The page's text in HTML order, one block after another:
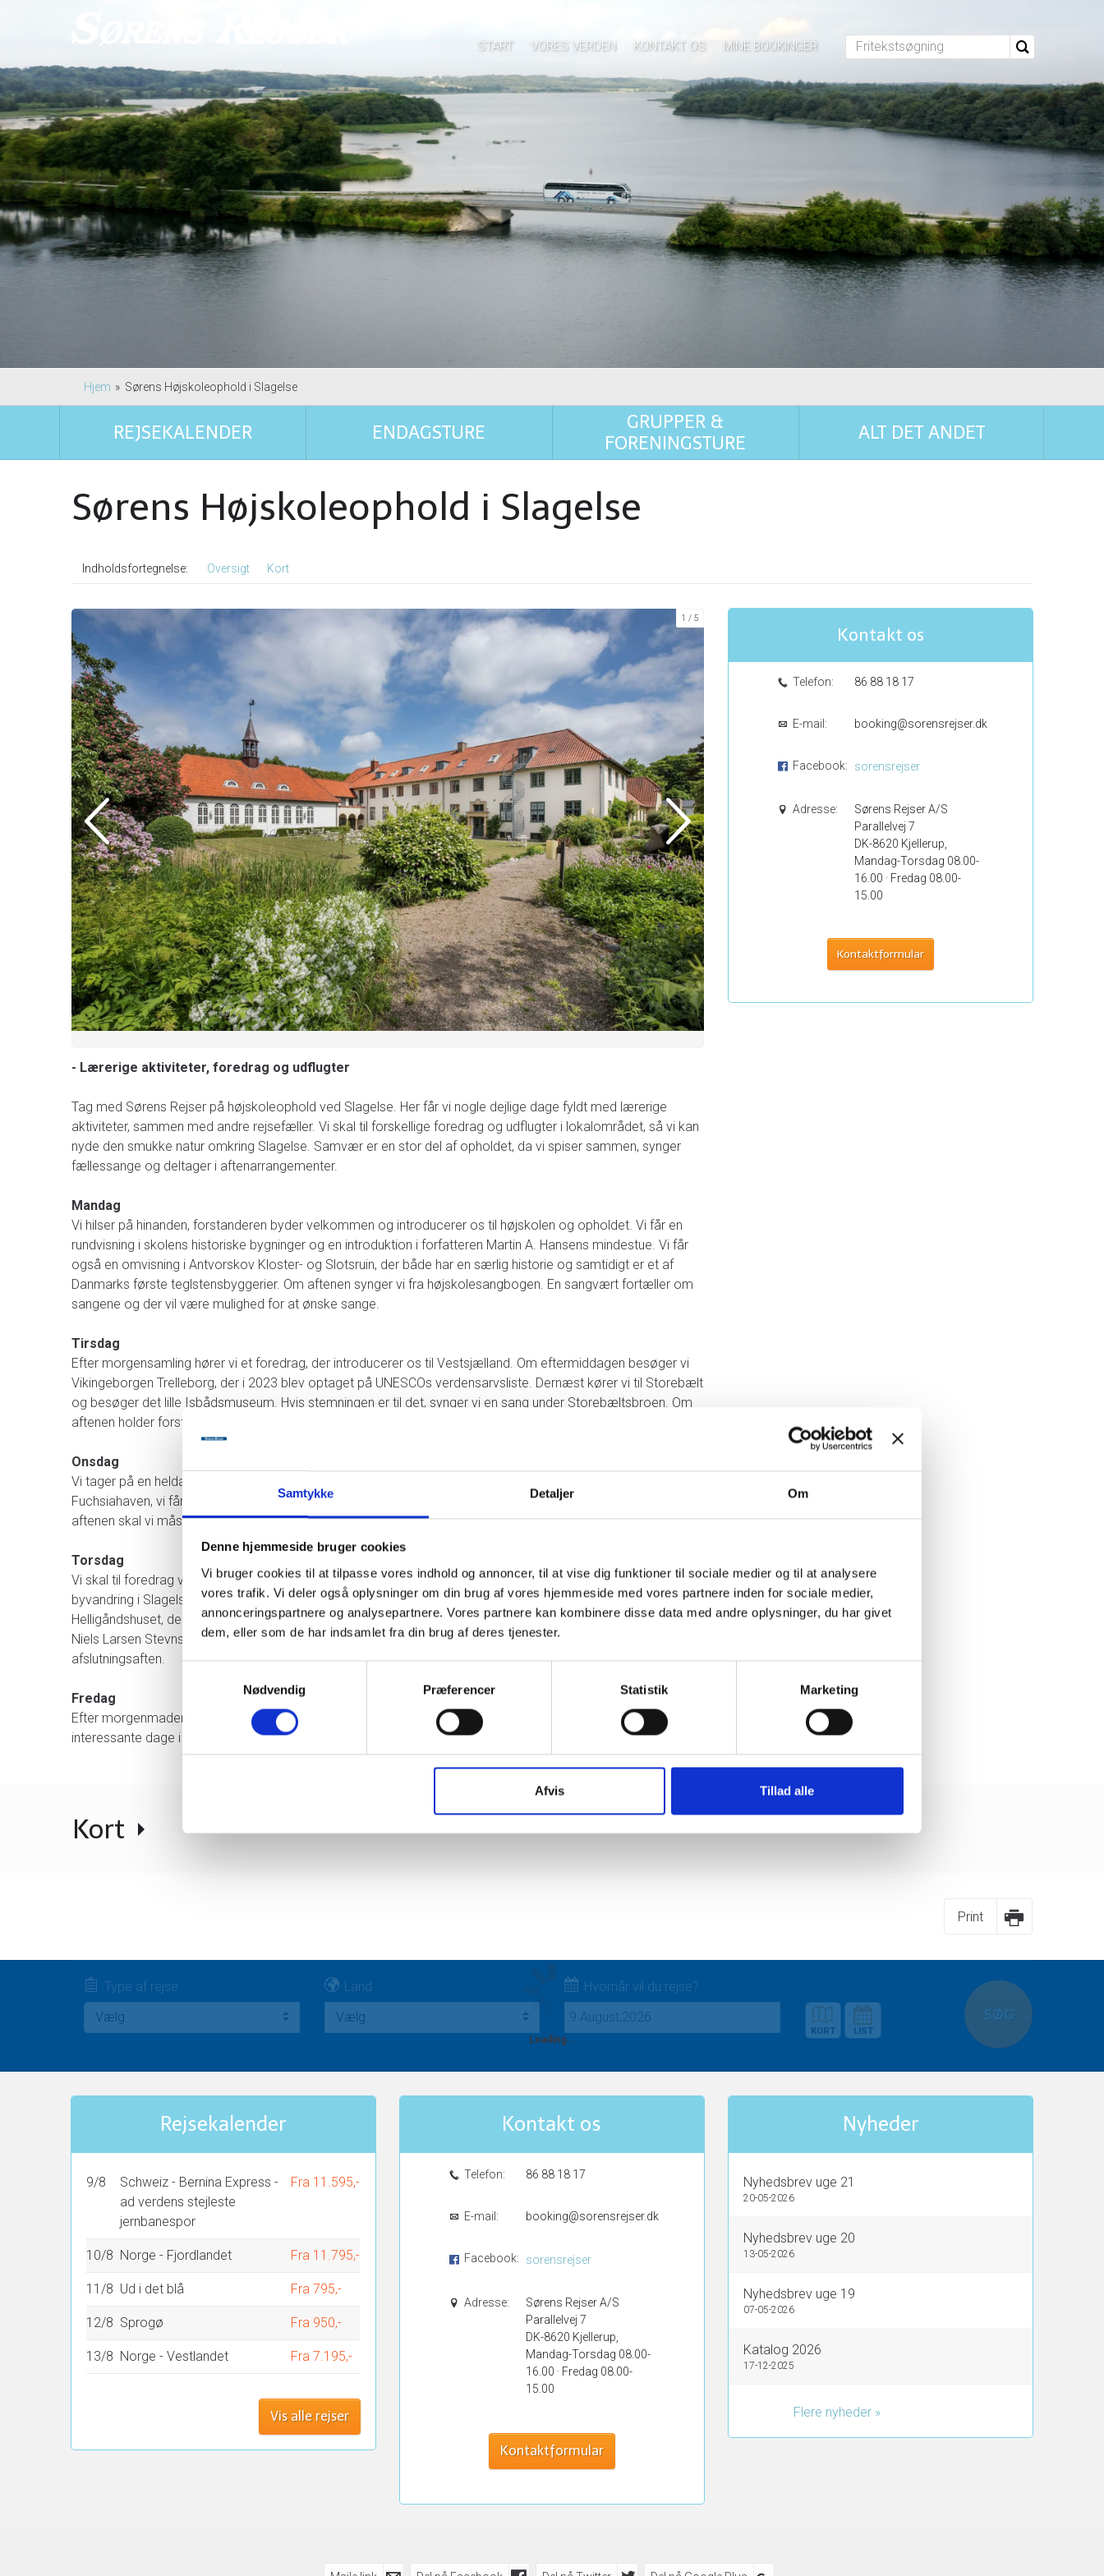
Samtykke Detaljer Om
Denne hjemmeside bruger cookies
Vi bruger cookies til at tilpasse vores indhold og annoncer, til at vise dig funktioner til sociale medier og til at analysere
vores trafik. Vi deler også oplysninger om din brug af vores hjemmeside med vores partnere inden for sociale medier,
annonceringspartnere og analysepartnere. Vores partnere kan kombinere disse data med andre oplysninger, du har givet
dem, eller som de har indsamlet fra din brug af deres tjenester.
Nødvendig
Præferencer Statistik Marketing
Afvis Tillad alle
START VORES VERDEN KONTAKT OS MINE BOOKINGER
Hjem » Sørens Højskoleophold i Slagelse
REJSEKALENDER ENDAGSTURE
GRUPPER &
FORENINGSTURE
ALT DET ANDET
Sørens Højskoleophold i Slagelse
Indholdsfortegnelse Oversigt Kort
1 5
- Lærerige aktiviteter, foredrag og udflugter
Tag med Sørens Rejser på højskoleophold ved Slagelse. Her får vi nogle dejlige dage fyldt med lærerige
aktiviteter, sammen med andre rejsefæller. Vi skal til forskellige foredrag og udflugter i lokalområdet, så vi kan
nyde den smukke natur omkring Slagelse. Samvær er en stor del af opholdet, da vi spiser sammen, synger
fællessange og deltager i aftenarrangementer.
Mandag
Vi hilser på hinanden, forstanderen byder velkommen og introducerer os til højskolen og opholdet. Vi får en
rundvisning i skolens historiske bygninger og en introduktion i forfatteren Martin A. Hansens mindestue. Vi får
også en omvisning i Antvorskov Kloster- og Slotsruin, der både har en særlig historie og samtidigt er et af
Danmarks første teglstensbyggerier. Om aftenen synger vi fra højskolesangbogen. En sangvært fortæller om
sangene og der vil være mulighed for at ønske sange.
Tirsdag
Efter morgensamling hører vi et foredrag, der introducerer os til Vestsjælland. Om eftermiddagen besøger vi
Vikingeborgen Trelleborg, der i 2023 blev optaget på UNESCOs verdensarvsliste. Dernæst kører vi til Storebælt
og besøger det lille Isbådsmuseum. Hvis stemningen er til det, synger vi en sang under Storebæltsbroen. Om
aftenen holder forstanderen et foredrag.
Onsdag
Vi tager på en heldagsudflugt til Sorø, hvor vi får en omvisning i det historiske Akademi, vi går tur i
Fuchsiahaven, vi får en omvisning i den nyrenoverede Klosterkirke og besøger byens kunstmuseum. Om
aftenen skal vi måske lave kalligrafi, skrive digte eller høre fortællinger.
Torsdag
Vi skal til foredrag ved Erik Lindsø, der er Danmarks mest benyttede foredragsholder. Herefter tager vi på
byvandring i Slagelse og omvisning på Klosteret, der er en stiftelse med 33 lejligheder fra 1585. I
Helligåndshuset, der er noget af det mest velbevarede byggeri i Slagelse fra middelalderen, ser vi frescoer af
Niels Larsen Stevns. Dernæst får vi en omvisning på Slagelse Museum. Om aftenen er der koncert og
afslutningsaften.
Fredag
Efter morgenmaden er der foredrag med efterfølgende frokost. Når alle er mætte drager hjemad efter 5
interessante dage i godt selskab.
Kontakt os
Telefon: 86 88 18 17
E-mail: booking@sorensrejser.dk
Facebook: sorensrejser
Adresse:
Sørens Rejser A/S
Parallelvej 7
DK-8620 Kjellerup,
Mandag-Torsdag 08.00-
16.00 · Fredag 08.00-
15.00
Kontaktformular
Kort
Print
Type af rejse
Vælg
Land
Vælg
Hvornår vil du rejse?
SØG
Kort Rejsekalender
Loading...
Rejsekalender
9/8
Schweiz - Bernina Express -
ad verdens stejleste
jernbanespor
Fra 11.595,-
10/8 Norge - Fjordlandet Fra 11.795,-
11/8 Ud i det blå Fra 795,-
12/8 Sprogø Fra 950,-
13/8 Norge - Vestlandet Fra 7.195,-
Vis alle rejser
Kontakt os
Telefon: 86 88 18 17
E-mail: booking@sorensrejser.dk
Facebook: sorensrejser
Adresse:
Sørens Rejser A/S
Parallelvej 7
DK-8620 Kjellerup,
Mandag-Torsdag 08.00-
16.00 · Fredag 08.00-
15.00
Kontaktformular
Nyheder
Nyhedsbrev uge 21
20-05-2026
Nyhedsbrev uge 20
13-05-2026
Nyhedsbrev uge 19
07-05-2026
Katalog 2026
17-12-2025
Flere nyheder